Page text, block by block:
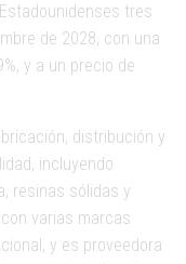
tres
de 2028, con una
y a un precio de
distribución y
incluyendo
resinas sólidas y
varias marcas
y es proveedora